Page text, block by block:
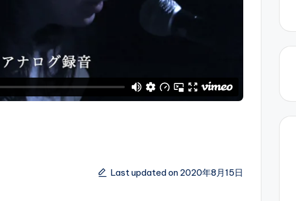
Last updated on 2020年8月15日